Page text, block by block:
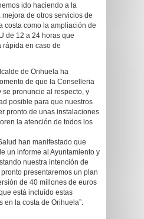
ido haciendo a la
de otros servicios de
costa como la ampliación de
de 12 a 24 horas que
rápida en caso de
de Orihuela ha
de que la Conselleria
pronuncie al respecto, y
posible para que nuestros
pronto de unas instalaciones
la atención de todos los
han manifestado que
un informe al Ayuntamiento y
nuestra intención de
presentaremos un plan
de 40 millones de euros
está incluido estas
en la costa de Orihuela”.